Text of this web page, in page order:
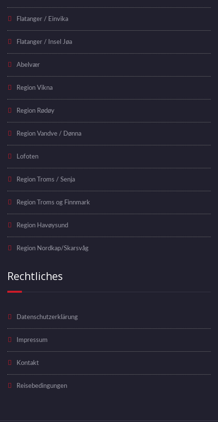
Flatanger / Einvika
Flatanger / Insel Jøa
Abelvær
Region Vikna
Region Rødøy
Region Vandve / Dønna
Lofoten
Region Troms / Senja
Region Troms og Finnmark
Region Havøysund
Region Nordkap/Skarsvåg
Rechtliches
Datenschutzerklärung
Impressum
Kontakt
Reisebedingungen